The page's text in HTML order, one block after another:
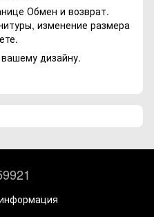
Обмен и возврат.
изменение размера
дизайну.